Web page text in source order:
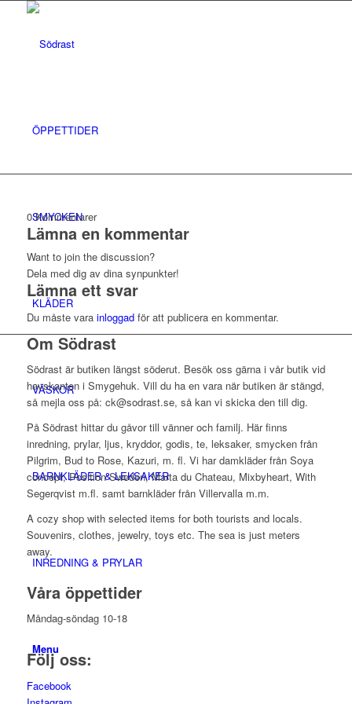
ÖPPETTIDER
SMYCKEN
KLÄDER
VÄSKOR
BARNKLÄDER & LEKSAKER
INREDNING & PRYLAR
Menu
0 Kommentarer
Lämna en kommentar
Want to join the discussion?
Dela med dig av dina synpunkter!
Lämna ett svar
Du måste vara inloggadför att publicera en kommentar.
Om Södrast
Södrast är butiken längst söderut. Besök oss gärna i vår butik vid
havskanten i Smygehuk. Vill du ha en vara när butiken är stängd,
så mejla oss på: ck@sodrast.se, så kan vi skicka den till dig.
På Södrast hittar du gåvor till vänner och familj. Här finns
inredning, prylar, ljus, kryddor, godis, te, leksaker, smycken från
Pilgrim, Bud to Rose, Kazuri, m. fl. Vi har damkläder från Soya
concept, Position Sweden, Marta du Chateau, Mixbyheart, With
Segerqvist m.fl. samt barnkläder från Villervalla m.m.
A cozy shop with selected items for both tourists and locals.
Souvenirs, clothes, jewelry, toys etc. The sea is just meters
away.
Våra öppettider
Måndag-söndag 10-18
Följ oss:
Facebook